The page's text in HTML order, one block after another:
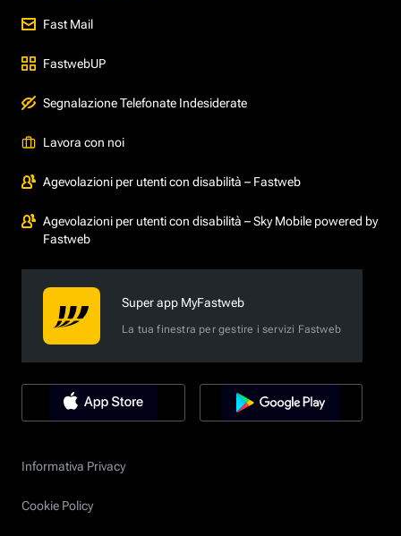
Fast Mail
FastwebUP
Segnalazione Telefonate Indesiderate
Lavora con noi
Agevolazioni per utenti con disabilità – Fastweb
Agevolazioni per utenti con disabilità – Sky Mobile powered by
Fastweb
Super app MyFastweb
La tua finestra per gestire i servizi Fastweb
Informativa Privacy
Cookie Policy